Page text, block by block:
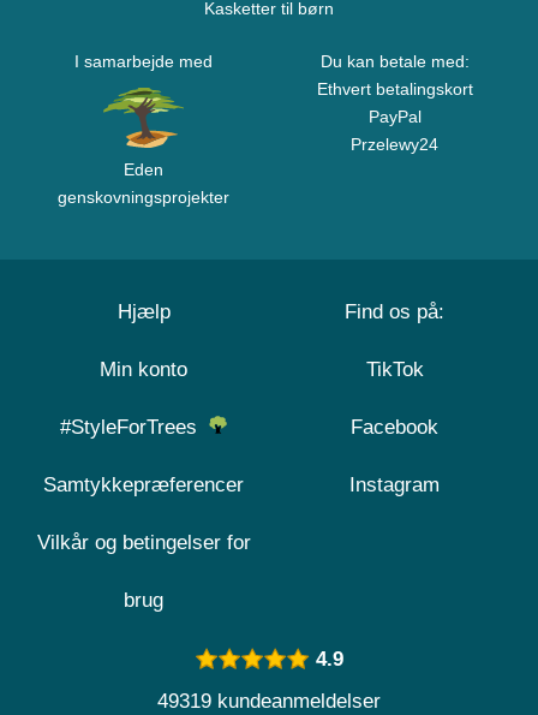
Kasketter til børn
I samarbejde med
Eden
genskovningsprojekter
Du kan betale med:
Ethvert betalingskort
PayPal
Przelewy24
Hjælp
Min konto
#StyleForTrees
Samtykkepræferencer
Vilkår og betingelser for
brug
Find os på:
TikTok
Facebook
Instagram
4.9
49319 kundeanmeldelser